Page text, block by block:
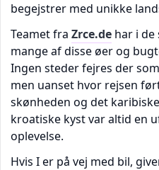
begejstrer med unikke
Teamet fra Zrce.de har i de
mange af disse øer og
Ingen steder fejres der
men uanset hvor rejsen
skønheden og det
kroatiske kyst var altid en
oplevelse.
Hvis I er på vej med bil,